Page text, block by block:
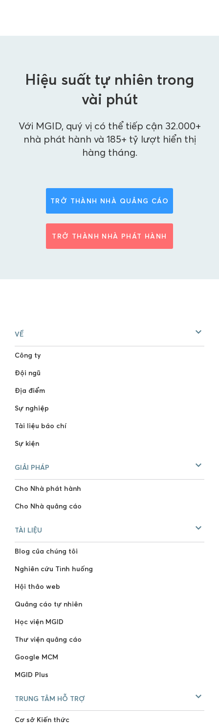
Hiệu suất tự nhiên trong
vài phút
Với MGID, quý vị có thể tiếp cận 32.000+
nhà phát hành và 185+ tỷ lượt hiển thị
hàng tháng.
TRỞ THÀNH NHÀ QUẢNG CÁO
TRỞ THÀNH NHÀ PHÁT HÀNH
VỀ
Công ty
Đội ngũ
Địa điểm
Sự nghiệp
Tài liệu báo chí
Sự kiện
GIẢI PHÁP
Cho Nhà phát hành
Cho Nhà quảng cáo
TÀI LIỆU
Blog của chúng tôi
Nghiên cứu Tình huống
Hội thảo web
Quảng cáo tự nhiên
Học viện MGID
Thư viện quảng cáo
Google MCM
MGID Plus
TRUNG TÂM HỖ TRỢ
Cơ sở Kiến thức